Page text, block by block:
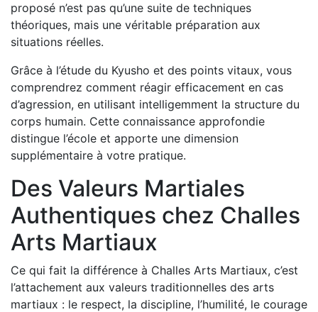
proposé n’est pas qu’une suite de techniques
théoriques, mais une véritable préparation aux
situations réelles.
Grâce à l’étude du Kyusho et des points vitaux, vous
comprendrez comment réagir efficacement en cas
d’agression, en utilisant intelligemment la structure du
corps humain. Cette connaissance approfondie
distingue l’école et apporte une dimension
supplémentaire à votre pratique.
Des Valeurs Martiales
Authentiques chez Challes
Arts Martiaux
Ce qui fait la différence à Challes Arts Martiaux, c’est
l’attachement aux valeurs traditionnelles des arts
martiaux : le respect, la discipline, l’humilité, le courage